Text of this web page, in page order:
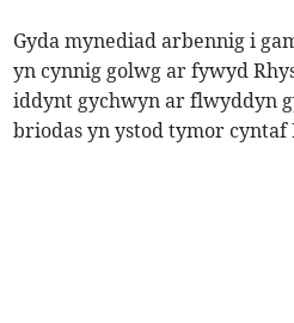
Gyda mynediad arbennig i
yn cynnig golwg ar fywyd
iddynt gychwyn ar flwyddyn
briodas yn ystod tymor cyntaf